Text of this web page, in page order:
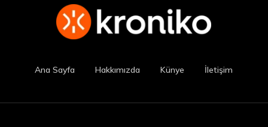
Ana Sayfa Hakkımızda Künye İletişim